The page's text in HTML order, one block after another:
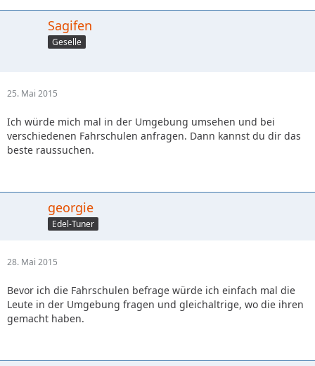
Sagifen
Geselle
25. Mai 2015
Ich würde mich mal in der Umgebung umsehen und bei
verschiedenen Fahrschulen anfragen. Dann kannst du dir das
beste raussuchen.
georgie
Edel-Tuner
28. Mai 2015
Bevor ich die Fahrschulen befrage würde ich einfach mal die
Leute in der Umgebung fragen und gleichaltrige, wo die ihren
gemacht haben.